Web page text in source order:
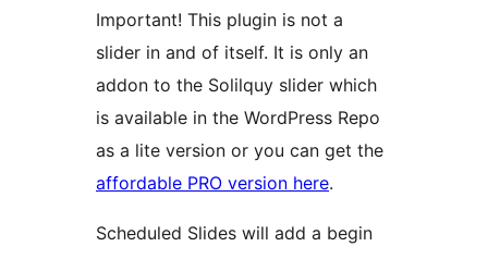
Important! This plugin is not a
slider in and of itself. It is only an
addon to the Solilquy slider which
is available in the WordPress Repo
as a lite version or you can get the
affordable PRO version here.
Scheduled Slides will add a begin